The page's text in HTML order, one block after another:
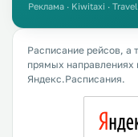
Реклама · Kiwitaxi ·
Расписание рейсов, а
прямых направлениях
Яндекс.Расписания.